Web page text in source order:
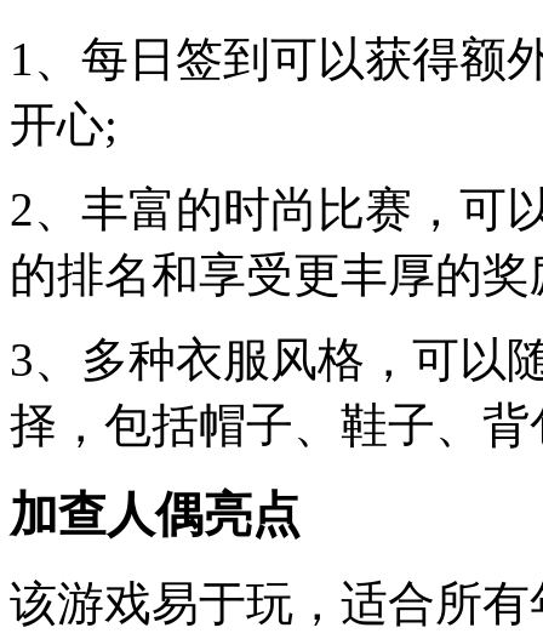
1、每日签到可以获得额
开心;
2、丰富的时尚比赛，可
的排名和享受更丰厚的奖
3、多种衣服风格，可以
择，包括帽子、鞋子、背
加查人偶亮点
该游戏易于玩，适合所有